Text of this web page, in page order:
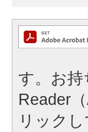
す。お持
Reader
リック